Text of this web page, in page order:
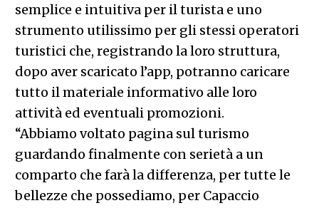
semplice e intuitiva per il turista e uno
strumento utilissimo per gli stessi operatori
turistici che, registrando la loro struttura,
dopo aver scaricato l’app, potranno caricare
tutto il materiale informativo alle loro
attività ed eventuali promozioni.
“Abbiamo voltato pagina sul turismo
guardando finalmente con serietà a un
comparto che farà la differenza, per tutte le
bellezze che possediamo, per Capaccio